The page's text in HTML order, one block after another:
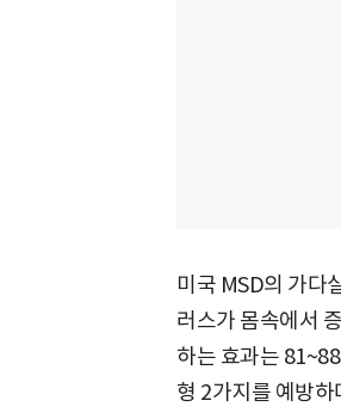
미국 MSD의 가다
러스가 몸속에서
하는 효과는
형 2가지를 예방